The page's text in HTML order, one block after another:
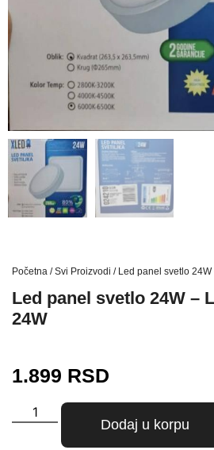
Početna /Svi Proizvodi / Led panel svetlo
Led panel svetlo 24W –
24W
1.899 RSD
Dodaj u korpu